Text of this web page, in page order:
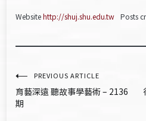
Websitehttp://shuj.shu.edu.tw Posts
文
章
PREVIOUS ARTICLE
育藝深遠 聽故事學藝術 – 2136
期